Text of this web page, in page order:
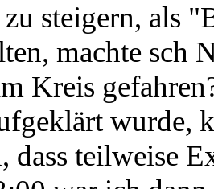
steigern, als
machte sch
Kreis
wurde,
dass teilweise